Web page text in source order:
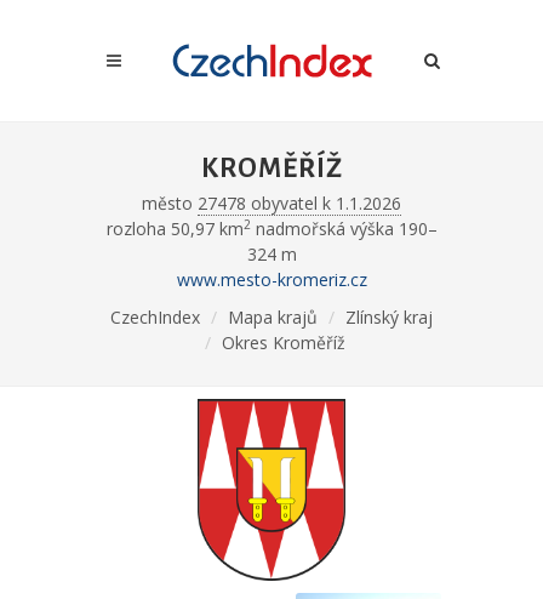
KROMĚŘÍŽ
město 27478 obyvatel k 1.1.2026
rozloha 50,97 km2nadmořská výška 190–
324 m
www.mesto-kromeriz.cz
CzechIndex
Mapa krajů
Zlínský kraj
Okres Kroměříž